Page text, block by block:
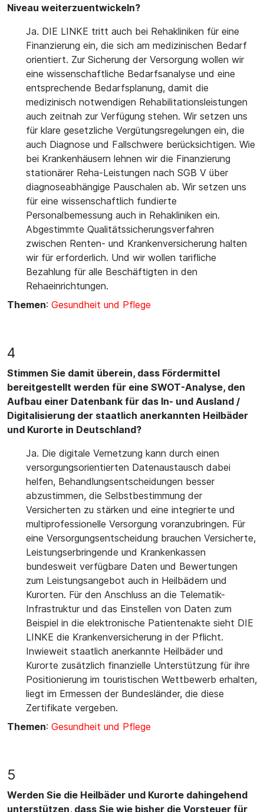
Niveau weiterzuentwickeln?
Ja. DIE LINKE tritt auch bei Rehakliniken für eine
Finanzierung ein, die sich am medizinischen Bedarf
orientiert. Zur Sicherung der Versorgung wollen wir
eine wissenschaftliche Bedarfsanalyse und eine
entsprechende Bedarfsplanung, damit die
medizinisch notwendigen Rehabilitationsleistungen
auch zeitnah zur Verfügung stehen. Wir setzen uns
für klare gesetzliche Vergütungsregelungen ein, die
auch Diagnose und Fallschwere berücksichtigen. Wie
bei Krankenhäusern lehnen wir die Finanzierung
stationärer Reha-Leistungen nach SGB V über
diagnoseabhängige Pauschalen ab. Wir setzen uns
für eine wissenschaftlich fundierte
Personalbemessung auch in Rehakliniken ein.
Abgestimmte Qualitätssicherungsverfahren
zwischen Renten- und Krankenversicherung halten
wir für erforderlich. Und wir wollen tarifliche
Bezahlung für alle Beschäftigten in den
Rehaeinrichtungen.
Themen: Gesundheit und Pflege
4
Stimmen Sie damit überein, dass Fördermittel
bereitgestellt werden für eine SWOT-Analyse, den
Aufbau einer Datenbank für das In- und Ausland /
Digitalisierung der staatlich anerkannten Heilbäder
und Kurorte in Deutschland?
Ja. Die digitale Vernetzung kann durch einen
versorgungsorientierten Datenaustausch dabei
helfen, Behandlungsentscheidungen besser
abzustimmen, die Selbstbestimmung der
Versicherten zu stärken und eine integrierte und
multiprofessionelle Versorgung voranzubringen. Für
eine Versorgungsentscheidung brauchen Versicherte,
Leistungserbringende und Krankenkassen
bundesweit verfügbare Daten und Bewertungen
zum Leistungsangebot auch in Heilbädern und
Kurorten. Für den Anschluss an die Telematik-
Infrastruktur und das Einstellen von Daten zum
Beispiel in die elektronische Patientenakte sieht DIE
LINKE die Krankenversicherung in der Pflicht.
Inwieweit staatlich anerkannte Heilbäder und
Kurorte zusätzlich finanzielle Unterstützung für ihre
Positionierung im touristischen Wettbewerb erhalten,
liegt im Ermessen der Bundesländer, die diese
Zertifikate vergeben.
Themen: Gesundheit und Pflege
5
Werden Sie die Heilbäder und Kurorte dahingehend
unterstützen, dass Sie wie bisher die Vorsteuer für